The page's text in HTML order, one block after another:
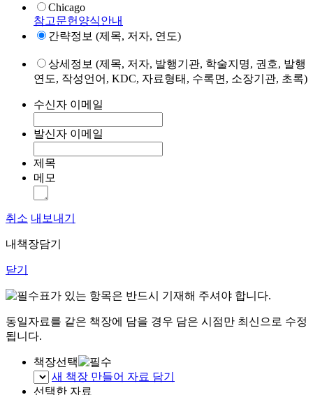
Chicago
참고문헌양식안내
간략정보 (제목, 저자, 연도)
상세정보 (제목, 저자, 발행기관, 학술지명, 권호, 발행
연도, 작성언어, KDC, 자료형태, 수록면, 소장기관, 초록)
수신자 이메일
발신자 이메일
제목
메모
취소 내보내기
내책장담기
닫기
표가 있는 항목은 반드시 기재해 주셔야 합니다.
동일자료를 같은 책장에 담을 경우 담은 시점만 최신으로 수정
됩니다.
책장선택
새 책장 만들어 자료 담기
선택한 자료